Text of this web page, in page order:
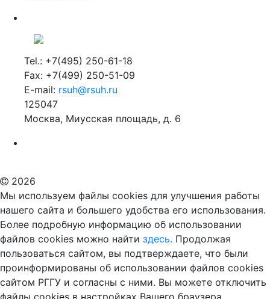
Tel.: +7(495) 250-61-18
Fax: +7(499) 250-51-09
E-mail: rsuh@rsuh.ru
125047
Москва, Миусская площадь, д. 6
2026
Мы используем файлы cookies для улучшения работы
нашего сайта и большего удобства его использования.
Более подробную информацию об использовании
файлов cookies можно найти здесь. Продолжая
пользоваться сайтом, вы подтверждаете, что были
проинформированы об использовании файлов cookies
сайтом РГГУ и согласны с ними. Вы можете отключить
файлы cookies в настройках Вашего браузера.